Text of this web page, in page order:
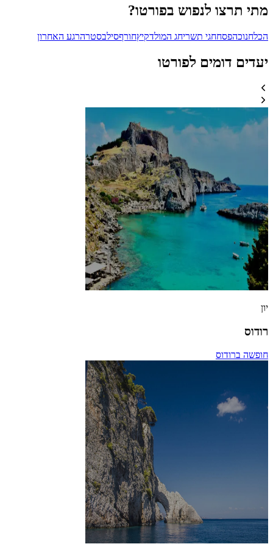
מתי תרצו לנפוש בפורטו?
הכלחנוכהפסחחגי תשריחג המולדקיץחורףסילבסטרהרגע האחרון
יעדים דומים לפורטו
יון
רודוס
חופשה ברודוס